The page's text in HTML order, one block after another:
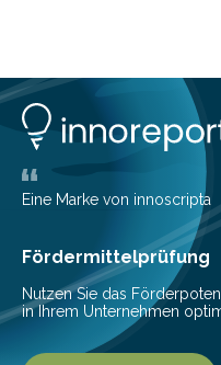
Forscher:innen konnten
zeigen, dass sich die
deutlich unterscheiden.
wurden im Fachmagazin
veröffentlicht.
Eine Marke von innoscripta
Fördermittelprüfung
Nutzen Sie das
in Ihrem Unternehmen